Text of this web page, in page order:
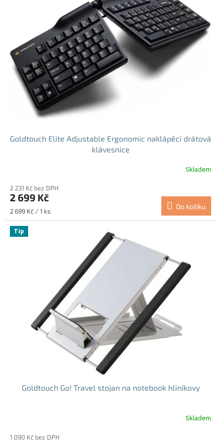
Goldtouch Elite Adjustable Ergonomic naklápěcí drátová
klávesnice
Skladem
2 231 Kč bez DPH
2 699 Kč
Měrná
cena:
2 699 Kč / 1 ks
Do košíku
Tip
Goldtouch Go! Travel stojan na notebook hliníkovy
produktu
Skladem
1 090 Kč bez DPH